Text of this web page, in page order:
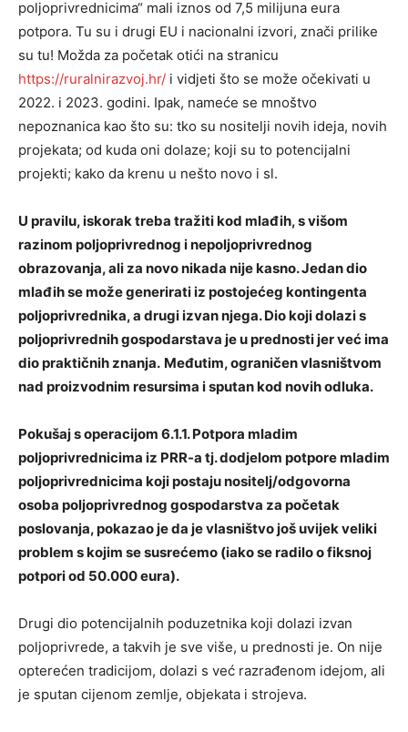
poljoprivrednicima“ mali iznos od 7,5 milijuna eura
potpora. Tu su i drugi EU i nacionalni izvori, znači prilike
su tu! Možda za početak otići na stranicu
https://ruralnirazvoj.hr/ i vidjeti što se može očekivati u
2022. i 2023. godini. Ipak, nameće se mnoštvo
nepoznanica kao što su: tko su nositelji novih ideja, novih
projekata; od kuda oni dolaze; koji su to potencijalni
projekti; kako da krenu u nešto novo i sl.
U pravilu, iskorak treba tražiti kod mlađih, s višom
razinom poljoprivrednog i nepoljoprivrednog
obrazovanja, ali za novo nikada nije kasno. Jedan dio
mlađih se može generirati iz postojećeg kontingenta
poljoprivrednika, a drugi izvan njega. Dio koji dolazi s
poljoprivrednih gospodarstava je u prednosti jer već ima
dio praktičnih znanja. Međutim, ograničen vlasništvom
nad proizvodnim resursima i sputan kod novih odluka.
Pokušaj s operacijom 6.1.1. Potpora mladim
poljoprivrednicima iz PRR-a tj. dodjelom potpore mladim
poljoprivrednicima koji postaju nositelj/odgovorna
osoba poljoprivrednog gospodarstva za početak
poslovanja, pokazao je da je vlasništvo još uvijek veliki
problem s kojim se susrećemo (iako se radilo o fiksnoj
potpori od 50.000 eura).
Drugi dio potencijalnih poduzetnika koji dolazi izvan
poljoprivrede, a takvih je sve više, u prednosti je. On nije
opterećen tradicijom, dolazi s već razrađenom idejom, ali
je sputan cijenom zemlje, objekata i strojeva.